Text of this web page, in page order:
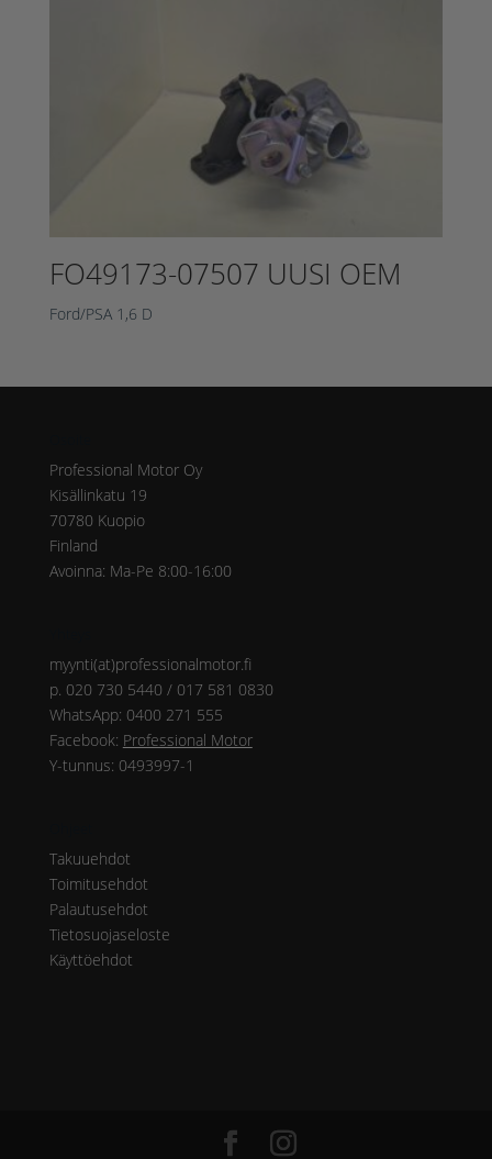
FO49173-07507 UUSI OEM
Ford/PSA 1,6 D
Professional Motor Oy
Kisällinkatu 19
70780 Kuopio
Finland
Avoinna: Ma-Pe 8:00-16:00
myynti(at)professionalmotor.fi
p. 020 730 5440 / 017 581 0830
WhatsApp: 0400 271 555
Facebook: Professional Motor
Y-tunnus: 0493997-1
Takuuehdot
Toimitusehdot
Palautusehdot
Tietosuojaseloste
Käyttöehdot